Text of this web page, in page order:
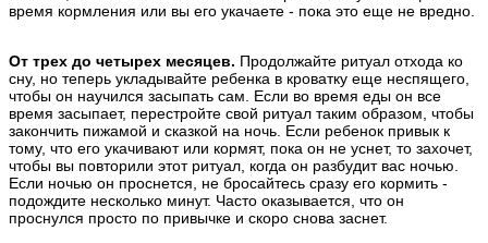
время кормления или вы его укачаете - пока это еще не вредно.
От трех до четырех месяцев. Продолжайте ритуал отхода ко
сну, но теперь укладывайте ребенка в кроватку еще неспящего,
чтобы он научился засыпать сам. Если во время еды он все
время засыпает, перестройте свой ритуал таким образом, чтобы
закончить пижамой и сказкой на ночь. Если ребенок привык к
тому, что его укачивают или кормят, пока он не уснет, то захочет,
чтобы вы повторили этот ритуал, когда он разбудит вас ночью.
Если ночью он проснется, не бросайтесь сразу его кормить -
подождите несколько минут. Часто оказывается, что он
проснулся просто по привычке и скоро снова заснет.